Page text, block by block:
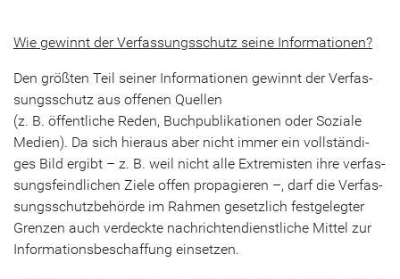
Wie ge­winnt der Ver­fas­sungs­schutz seine In­for­ma­tio­nen?
Den größ­ten Teil sei­ner In­for­ma­tio­nen ge­winnt der Ver­fas­
sungs­schutz aus of­fe­nen Quel­len
(z. B. öf­fent­li­che Reden, Buch­pu­bli­ka­tio­nen oder So­zia­le
Me­di­en). Da sich hier­aus aber nicht immer ein voll­stän­di­
ges Bild er­gibt – z. B. weil nicht alle Ex­tre­mis­ten ihre ver­fas­
sungs­feind­li­chen Ziele offen pro­pa­gie­ren –, darf die Ver­fas­
sungs­schutz­be­hör­de im Rah­men ge­setz­lich fest­ge­leg­ter
Gren­zen auch ver­deck­te nach­rich­ten­dienst­li­che Mit­tel zur
In­for­ma­ti­ons­be­schaf­fung ein­set­zen.